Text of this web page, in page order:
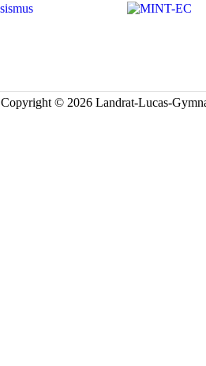
Copyright © 2026 Landrat-Lucas-